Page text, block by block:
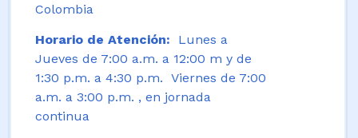
Colombia
Horario de Atención:
Lunes a
Jueves de 7:00 a.m. a 12:00 m y de
1:30 p.m. a 4:30 p.m. Viernes de 7:00
a.m. a 3:00 p.m. , en jornada
continua